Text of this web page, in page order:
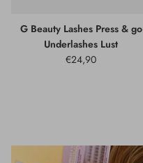
G Beauty Lashes Press & go
Underlashes Lust
€24,90